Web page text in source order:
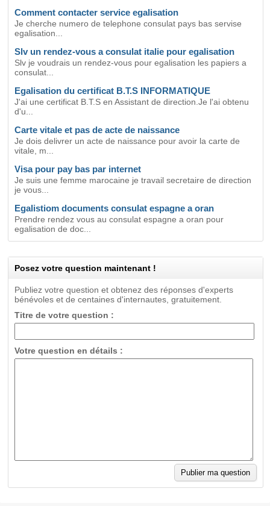
Comment contacter service egalisation
Je cherche numero de telephone consulat pays bas servise
egalisation...
Slv un rendez-vous a consulat italie pour egalisation
Slv je voudrais un rendez-vous pour egalisation les papiers a
consulat...
Egalisation du certificat B.T.S INFORMATIQUE
J'ai une certificat B.T.S en Assistant de direction.Je l'ai obtenu
d'u...
Carte vitale et pas de acte de naissance
Je dois delivrer un acte de naissance pour avoir la carte de
vitale, m...
Visa pour pay bas par internet
Je suis une femme marocaine je travail secretaire de direction
je vous...
Egalistiom documents consulat espagne a oran
Prendre rendez vous au consulat espagne a oran pour
egalisation de doc...
Posez votre question maintenant !
Publiez votre question et obtenez des réponses d'experts
bénévoles et de centaines d'internautes, gratuitement.
Titre de votre question :
Votre question en détails :